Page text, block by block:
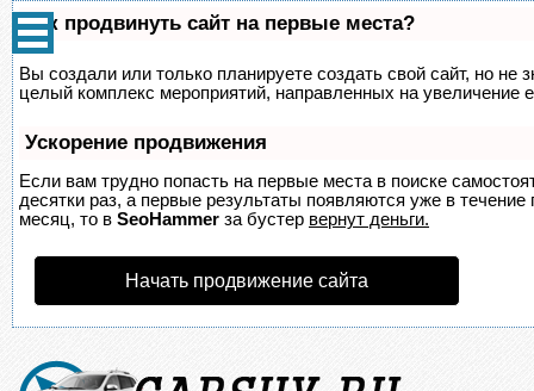
Как продвинуть сайт на первые места?
Вы создали или только планируете создать свой сайт, но не
целый комплекс мероприятий, направленных на увеличение
Ускорение продвижения
Если вам трудно попасть на первые места в поиске
десятки раз, а первые результаты появляются уже в
месяц, то в SeoHammer за бустер вернут деньги.
Начать продвижение сайта